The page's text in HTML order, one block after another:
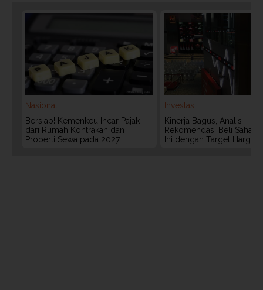
Nasional
Bersiap! Kemenkeu Incar Pajak
dari Rumah Kontrakan dan
Properti Sewa pada 2027
Investasi
Kinerja Bagus, Analis
Rekomendasi Beli Saham
Ini dengan Target Harga